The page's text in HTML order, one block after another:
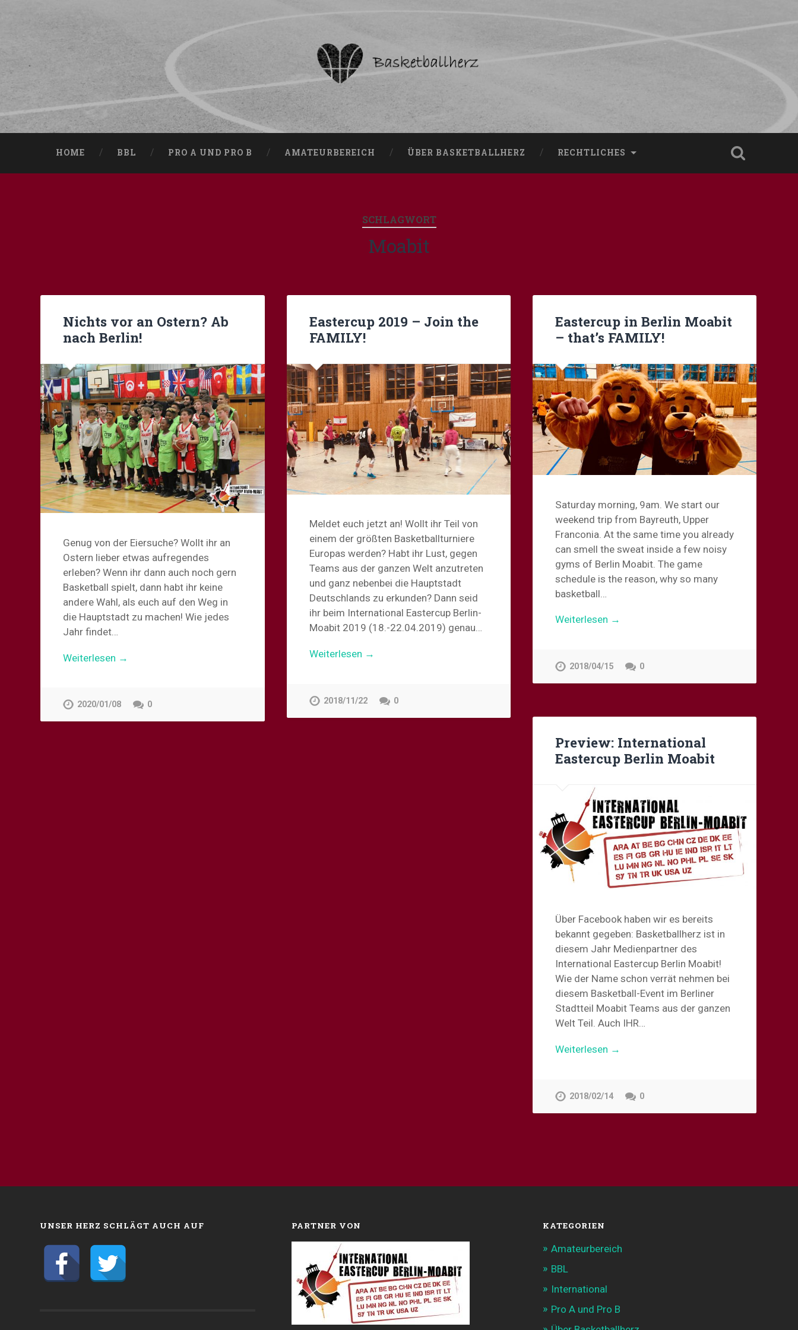
HOME BBL PRO A UND PRO B AMATEURBEREICH ÜBER BASKETBALLHERZ RECHTLICHES
SCHLAGWORT
Moabit
Nichts vor an Ostern? Ab
nach Berlin!
Genug von der Eiersuche? Wollt ihr an
Ostern lieber etwas aufregendes
erleben? Wenn ihr dann auch noch gern
Basketball spielt, dann habt ihr keine
andere Wahl, als euch auf den Weg in
die Hauptstadt zu machen! Wie jedes
Jahr findet…
Weiterlesen →
2020/01/08 0
Eastercup 2019 – Join the
FAMILY!
Meldet euch jetzt an! Wollt ihr Teil von
einem der größten Basketballturniere
Europas werden? Habt ihr Lust, gegen
Teams aus der ganzen Welt anzutreten
und ganz nebenbei die Hauptstadt
Deutschlands zu erkunden? Dann seid
ihr beim International Eastercup Berlin-
Moabit 2019 (18.-22.04.2019) genau…
Weiterlesen →
2018/11/22 0
Eastercup in Berlin Moabit
– that’s FAMILY!
Saturday morning, 9am. We start our
weekend trip from Bayreuth, Upper
Franconia. At the same time you already
can smell the sweat inside a few noisy
gyms of Berlin Moabit. The game
schedule is the reason, why so many
basketball…
Weiterlesen →
2018/04/15 0
Preview: International
Eastercup Berlin Moabit
Über Facebook haben wir es bereits
bekannt gegeben: Basketballherz ist in
diesem Jahr Medienpartner des
International Eastercup Berlin Moabit!
Wie der Name schon verrät nehmen bei
diesem Basketball-Event im Berliner
Stadtteil Moabit Teams aus der ganzen
Welt Teil. Auch IHR…
Weiterlesen →
2018/02/14 0
UNSER HERZ SCHLÄGT AUCH AUF PARTNER VON KATEGORIEN
Amateurbereich
BBL
International
Pro A und Pro B